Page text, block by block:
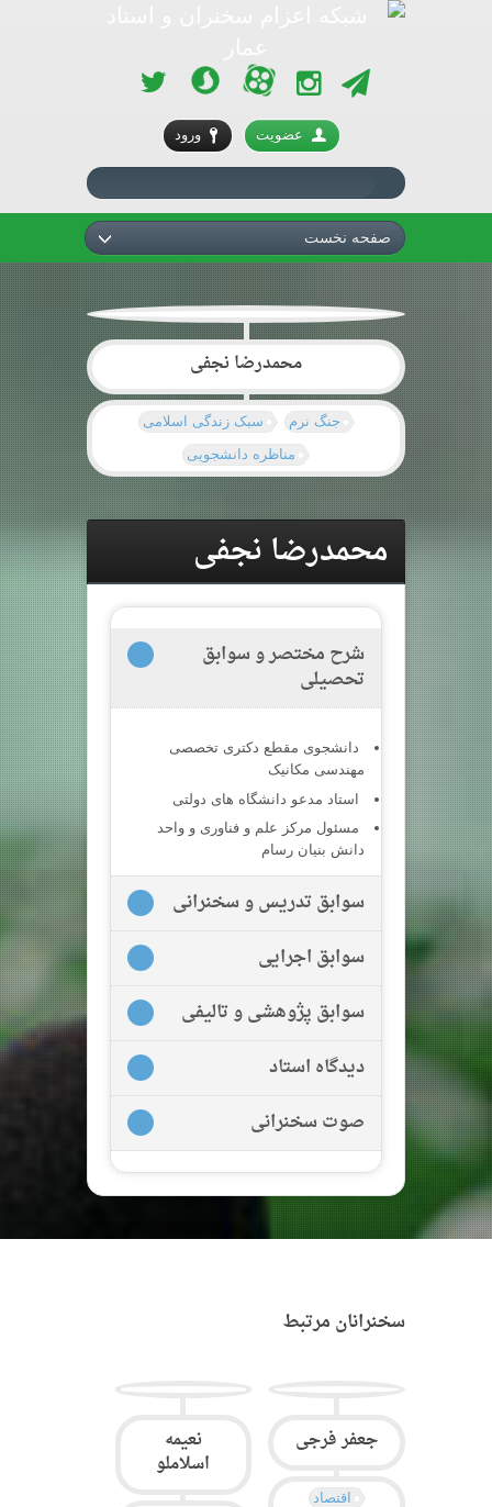
تلگرام اینستاگرام آپارات سروش
ورود عضویت
صفحه نخست
محمدرضا نجفی
جنگ نرم
سبک زندگی اسلامی
مناظره دانشجویی
محمدرضا نجفی
شرح مختصر و سوابق
تحصیلی
دانشجوی مقطع دکتری تخصصی
مهندسی مکانیک
استاد مدعو دانشگاه های دولتی
مسئول مرکز علم و فناوری و واحد
دانش بنیان رسام
سوابق تدریس و سخنرانی
سوابق اجرایی
سوابق پژوهشی و تالیفی
دیدگاه استاد
صوت سخنرانی
سخنرانان مرتبط
جعفر فرجی
اقتصاد
نعیمه
اسلاملو